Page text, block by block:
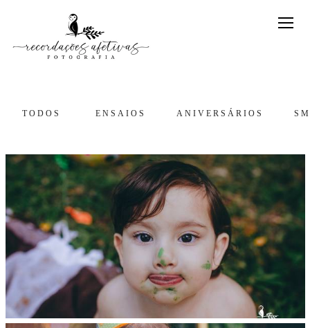
TODOS ENSAIOS ANIVERSÁRIOS